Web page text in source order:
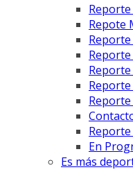
Repote
Reporte
Reporte
En
Es más